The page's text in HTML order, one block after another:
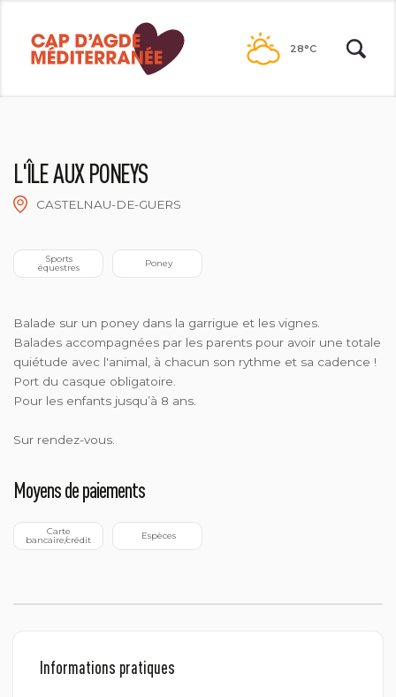
contenu
28°C
L'ÎLE AUX PONEYS
CASTELNAU-DE-GUERS
équestres Poney
Balade sur un poney dans la garrigue et les vignes.
Balades accompagnées par les parents pour avoir une totale
quiétude avec l'animal, à chacun son rythme et sa cadence !
Port du casque obligatoire.
Pour les enfants jusqu’à 8 ans.
Sur rendez-vous.
Moyens de paiements
bancaire/crédit Espèces
Informations pratiques